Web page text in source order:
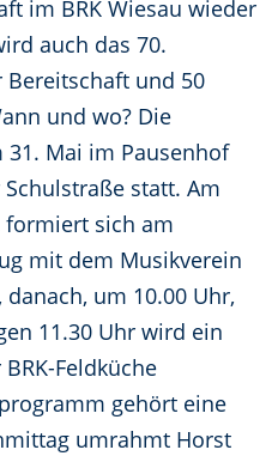
im BRK Wiesau wieder
auch das 70.
und 50
und wo? Die
Mai im Pausenhof
statt. Am
formiert sich am
mit dem Musikverein
um 10.00 Uhr,
11.30 Uhr wird ein
Feldküche
gehört eine
umrahmt Horst